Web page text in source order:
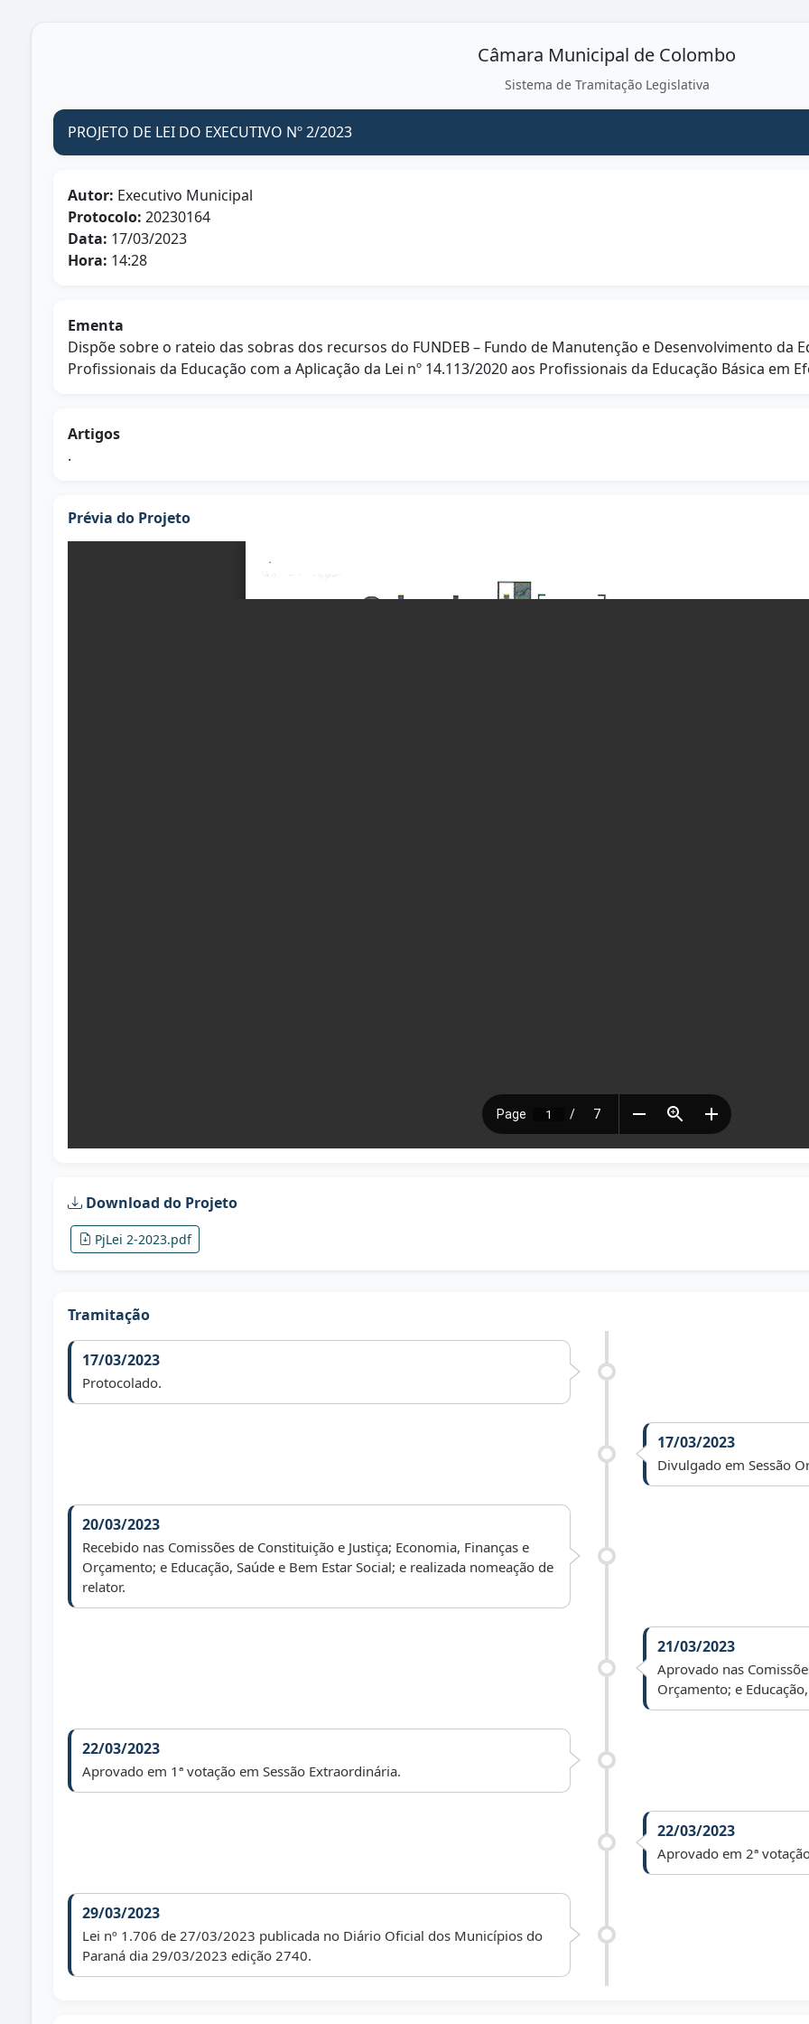
Câmara Municipal de Colombo
Sistema de Tramitação Legislativa
PROJETO DE LEI DO EXECUTIVO Nº 2/2023
Autor: Executivo Municipal
Protocolo: 20230164
Data: 17/03/2023
Hora: 14:28
Ementa
Dispõe sobre o rateio das sobras dos recursos do FUNDEB – Fundo de Manutenção e Desenvolvimento da
Profissionais da Educação com a Aplicação da Lei nº 14.113/2020 aos Profissionais da Educação Básica em
Artigos
.
Prévia do Projeto
Download do Projeto
PjLei 2-2023.pdf
Tramitação
17/03/2023
Protocolado.
17/03/2023
Divulgado em Sessão
20/03/2023
Recebido nas Comissões de Constituição e Justiça; Economia, Finanças e
Orçamento; e Educação, Saúde e Bem Estar Social; e realizada nomeação de
relator.
21/03/2023
Aprovado nas
Orçamento; e
22/03/2023
Aprovado em 1ª votação em Sessão Extraordinária.
22/03/2023
Aprovado em 2ª
29/03/2023
Lei nº 1.706 de 27/03/2023 publicada no Diário Oficial dos Municípios do
Paraná dia 29/03/2023 edição 2740.